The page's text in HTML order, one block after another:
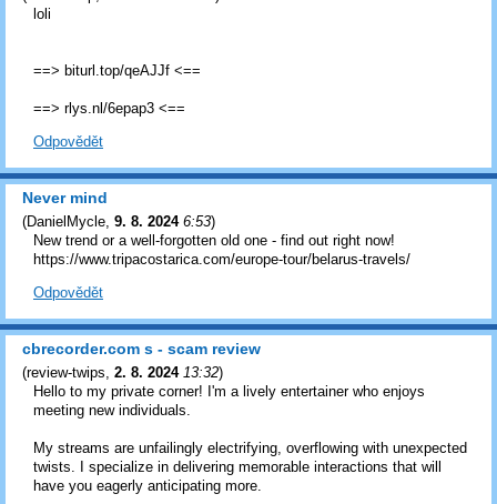
loli
==> biturl.top/qeAJJf <==
==> rlys.nl/6epap3 <==
Odpovědět
Never mind
(DanielMycle 9. 8. 2024 6:53)
New trend or a well-forgotten old one - find out right now!
https://www.tripacostarica.com/europe-tour/belarus-travels/
Odpovědět
cbrecorder.com s - scam review
(review-twips 2. 8. 2024 13:32)
Hello to my private corner! I'm a lively entertainer who enjoys
meeting new individuals.
My streams are unfailingly electrifying, overflowing with unexpected
twists. I specialize in delivering memorable interactions that will
have you eagerly anticipating more.